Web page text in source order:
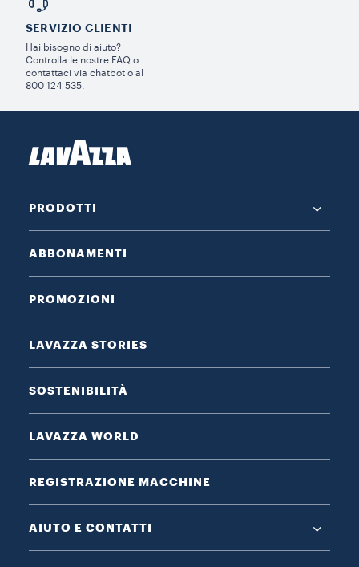
SERVIZIO CLIENTI​
Hai bisogno di aiuto?​
Controlla le nostre FAQ o
contattaci via chatbot o al
800 124 535.
PRODOTTI
ABBONAMENTI
PROMOZIONI
LAVAZZA STORIES
SOSTENIBILITÀ
LAVAZZA WORLD
REGISTRAZIONE MACCHINE
AIUTO E CONTATTI